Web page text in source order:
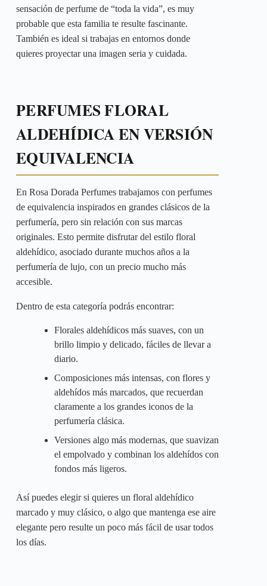
sensación de perfume de “toda la vida”, es muy
probable que esta familia te resulte fascinante.
También es ideal si trabajas en entornos donde
quieres proyectar una imagen seria y cuidada.
PERFUMES FLORAL
ALDEHÍDICA EN VERSIÓN
EQUIVALENCIA
En Rosa Dorada Perfumes trabajamos con perfumes
de equivalencia inspirados en grandes clásicos de la
perfumería, pero sin relación con sus marcas
originales. Esto permite disfrutar del estilo floral
aldehídico, asociado durante muchos años a la
perfumería de lujo, con un precio mucho más
accesible.
Dentro de esta categoría podrás encontrar:
Florales aldehídicos más suaves, con un
brillo limpio y delicado, fáciles de llevar a
diario.
Composiciones más intensas, con flores y
aldehídos más marcados, que recuerdan
claramente a los grandes iconos de la
perfumería clásica.
Versiones algo más modernas, que suavizan
el empolvado y combinan los aldehídos con
fondos más ligeros.
Así puedes elegir si quieres un floral aldehídico
marcado y muy clásico, o algo que mantenga ese aire
elegante pero resulte un poco más fácil de usar todos
los días.